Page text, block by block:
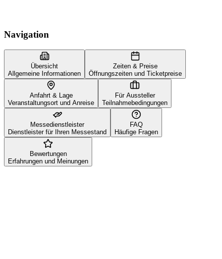
Navigation
Übersicht
Allgemeine Informationen
Zeiten & Preise
Öffnungszeiten und Ticketpreise
Anfahrt & Lage
Veranstaltungsort und Anreise
Für Aussteller
Teilnahmebedingungen
Messedienstleister
Dienstleister für Ihren Messestand
FAQ
Häufige Fragen
Bewertungen
Erfahrungen und Meinungen